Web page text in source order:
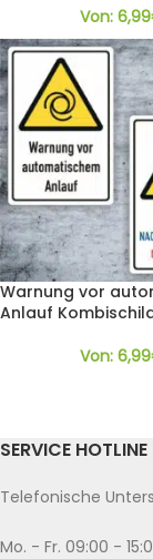
Von: 6,99
Warnung vor
Anlauf
Von: 6,99
SERVICE HOTLINE
Telefonische
Mo. - Fr. 09:00 -